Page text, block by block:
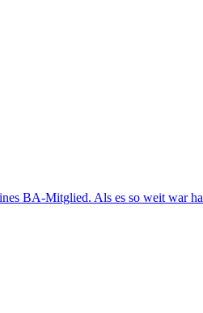
BA-Mitglied. Als es so weit war